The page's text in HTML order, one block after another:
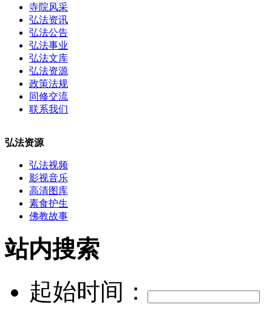
寺院风采
弘法资讯
弘法公告
弘法事业
弘法文库
弘法资源
政策法规
同修交流
联系我们
弘法资源
弘法视频
影视音乐
高清图库
素食护生
佛教故事
站内搜索
起始时间：